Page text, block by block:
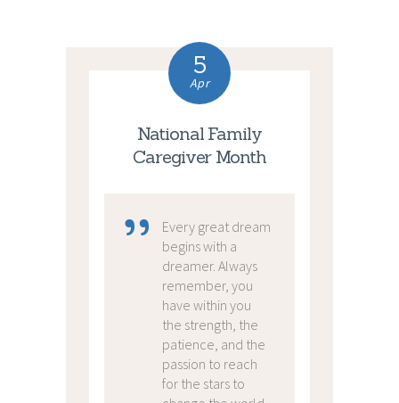
5
Apr
National Family
Caregiver Month
Every great dream
begins with a
dreamer. Always
remember, you
have within you
the strength, the
patience, and the
passion to reach
for the stars to